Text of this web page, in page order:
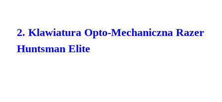
2. Klawiatura Opto-Mechaniczna Razer
Huntsman Elite